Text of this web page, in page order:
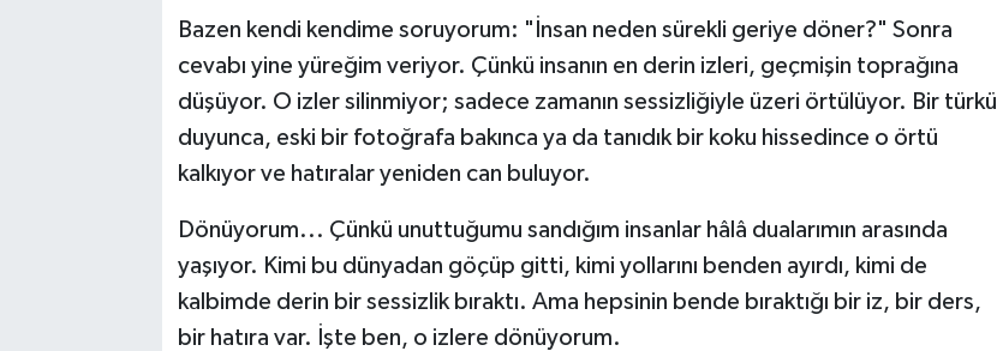
Bazen kendi kendime soruyorum: "İnsan neden sürekli geriye döner?" Sonra
cevabı yine yüreğim veriyor. Çünkü insanın en derin izleri, geçmişin toprağına
düşüyor. O izler silinmiyor; sadece zamanın sessizliğiyle üzeri örtülüyor. Bir türkü
duyunca, eski bir fotoğrafa bakınca ya da tanıdık bir koku hissedince o örtü
kalkıyor ve hatıralar yeniden can buluyor.
Dönüyorum... Çünkü unuttuğumu sandığım insanlar hâlâ dualarımın arasında
yaşıyor. Kimi bu dünyadan göçüp gitti, kimi yollarını benden ayırdı, kimi de
kalbimde derin bir sessizlik bıraktı. Ama hepsinin bende bıraktığı bir iz, bir ders,
bir hatıra var. İşte ben, o izlere dönüyorum.